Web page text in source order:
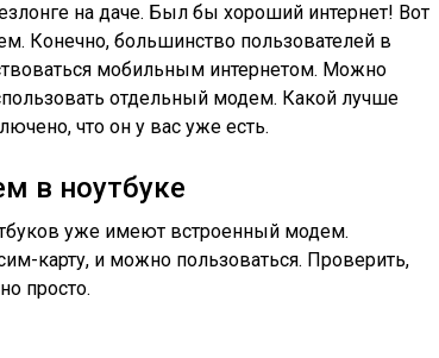
на даче. Был бы хороший интернет! Вот
Конечно, большинство пользователей в
мобильным интернетом. Можно
отдельный модем. Какой лучше
что он у вас уже есть.
в ноутбуке
уже имеют встроенный модем.
карту, и можно пользоваться. Проверить,
просто.